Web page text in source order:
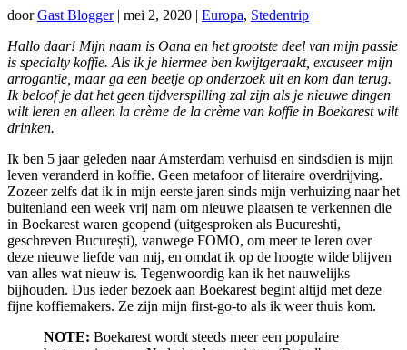
doorGast Blogger| mei 2, 2020 | Europa, Stedentrip
Hallo daar! Mijn naam is Oana en het grootste deel van mijn passie
is specialty koffie. Als ik je hiermee ben kwijtgeraakt, excuseer mijn
arrogantie, maar ga een beetje op onderzoek uit en kom dan terug.
Ik beloof je dat het geen tijdverspilling zal zijn als je nieuwe dingen
wilt leren en alleen la crème de la crème van koffie in Boekarest wilt
drinken.
Ik ben 5 jaar geleden naar Amsterdam verhuisd en sindsdien is mijn
leven veranderd in koffie. Geen metafoor of literaire overdrijving.
Zozeer zelfs dat ik in mijn eerste jaren sinds mijn verhuizing naar het
buitenland een week vrij nam om nieuwe plaatsen te verkennen die
in Boekarest waren geopend (uitgesproken als Bucureshti,
geschreven București), vanwege FOMO, om meer te leren over
deze nieuwe liefde van mij, en omdat ik op de hoogte wilde blijven
van alles wat nieuw is. Tegenwoordig kan ik het nauwelijks
bijhouden. Dus ieder bezoek aan Boekarest begint altijd met deze
fijne koffiemakers. Ze zijn mijn first-go-to als ik weer thuis kom.
NOTE: Boekarest wordt steeds meer een populaire